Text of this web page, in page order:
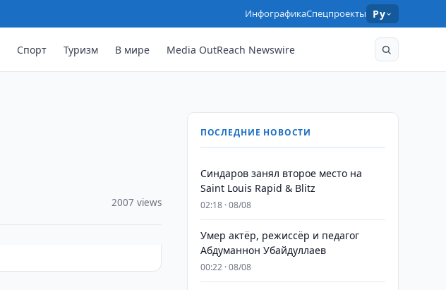
ИнфографикаСпецпроекты Ру
Спорт Туризм В мире Media OutReach Newswire
2007 views
ПОСЛЕДНИЕ НОВОСТИ
Синдаров занял второе место на
Saint Louis Rapid & Blitz
02:18 · 08/08
Умер актёр, режиссёр и педагог
Абдуманнон Убайдуллаев
00:22 · 08/08